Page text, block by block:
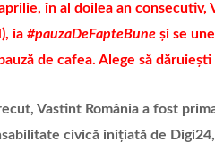
în al doilea an
ia #pauzaDeFapteBune și se
de cafea. Alege să dăruiești
Vastint România a fost
civică inițiată de